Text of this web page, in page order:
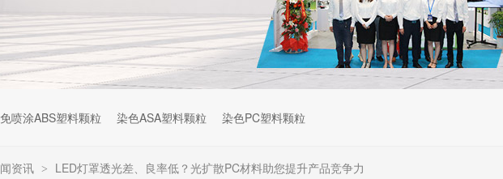
免喷涂ABS塑料颗粒 染色ASA塑料颗粒 染色PC塑料颗粒
资讯 > LED灯罩透光差、良率低？光扩散PC材料助您提升产品竞争力